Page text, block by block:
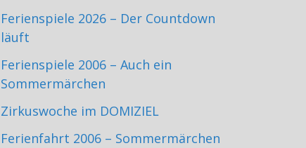
Ferienspiele 2026 – Der Countdown
läuft
Ferienspiele 2006 – Auch ein
Sommermärchen
Zirkuswoche im DOMIZIEL
Ferienfahrt 2006 – Sommermärchen